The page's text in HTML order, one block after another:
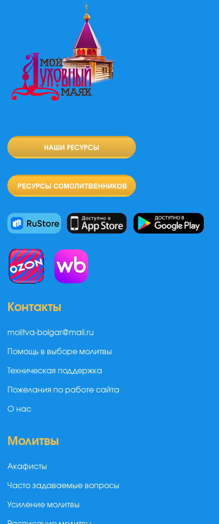
Контакты
molitva-bolgar@mail.ru
Помощь в выборе молитвы
Техническая поддержка
Пожелания по работе сайта
О нас
Молитвы
Акафисты
Часто задаваемые вопросы
Усиление молитвы